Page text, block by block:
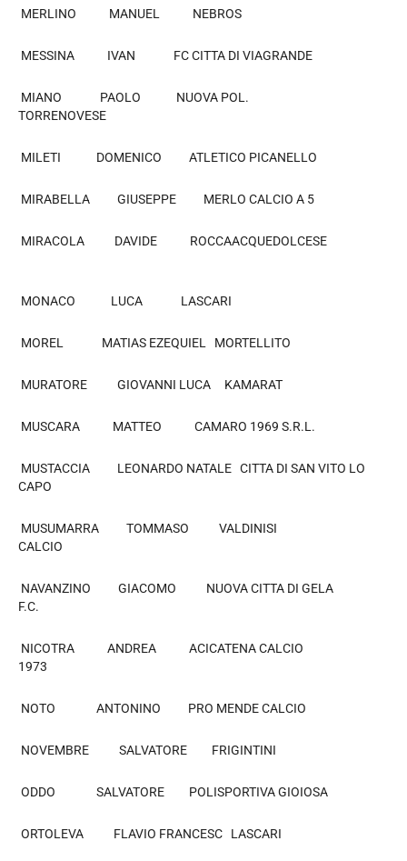
MERLINO MANUEL NEBROS
MESSINA IVAN FC CITTA DI VIAGRANDE
MIANO PAOLO NUOVA POL.
TORRENOVESE
MILETI DOMENICO ATLETICO PICANELLO
MIRABELLA GIUSEPPE MERLO CALCIO A 5
MIRACOLA DAVIDE ROCCAACQUEDOLCESE
MONACO LUCA LASCARI
MOREL MATIAS EZEQUIEL MORTELLITO
MURATORE GIOVANNI LUCA KAMARAT
MUSCARA MATTEO CAMARO 1969 S.R.L.
MUSTACCIA LEONARDO NATALE CITTA DI SAN VITO LO
CAPO
MUSUMARRA TOMMASO VALDINISI
CALCIO
NAVANZINO GIACOMO NUOVA CITTA DI GELA
F.C.
NICOTRA ANDREA ACICATENA CALCIO
1973
NOTO ANTONINO PRO MENDE CALCIO
NOVEMBRE SALVATORE FRIGINTINI
ODDO SALVATORE POLISPORTIVA GIOIOSA
ORTOLEVA FLAVIO FRANCESC LASCARI